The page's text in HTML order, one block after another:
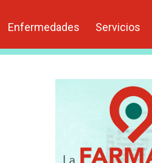
Enfermedades Servicios